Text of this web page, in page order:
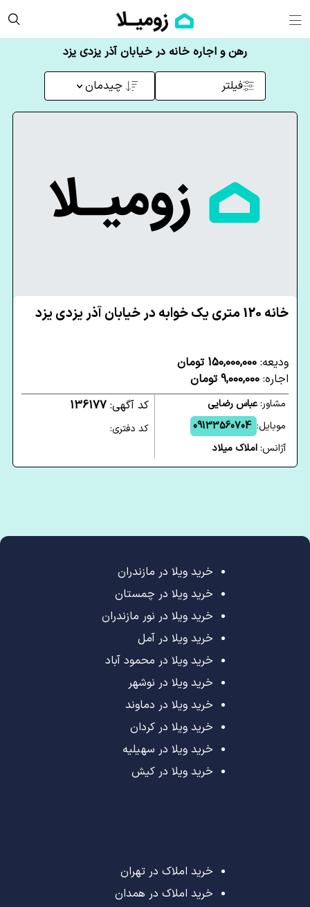
رهن و اجاره خانه در خیابان آذر یزدی یزد
فیلتر چیدمان
خانه 120 متری یک خوابه در خیابان آذر یزدی یزد
ودیعه: 150,000,000 تومان
اجاره: 9,000,000 تومان
مشاور:عباس رضایی
موبایل: 09133560704
آژانس:املاک میلاد
کد آگهی: 136177
کد دفتری:
خرید ویلا در مازندران
خرید ویلا در چمستان
خرید ویلا در نور مازندران
خرید ویلا در آمل
خرید ویلا در محمود آباد
خرید ویلا در نوشهر
خرید ویلا در دماوند
خرید ویلا در کردان
خرید ویلا در سهیلیه
خرید ویلا در کیش
خرید املاک در تهران
خرید املاک در همدان